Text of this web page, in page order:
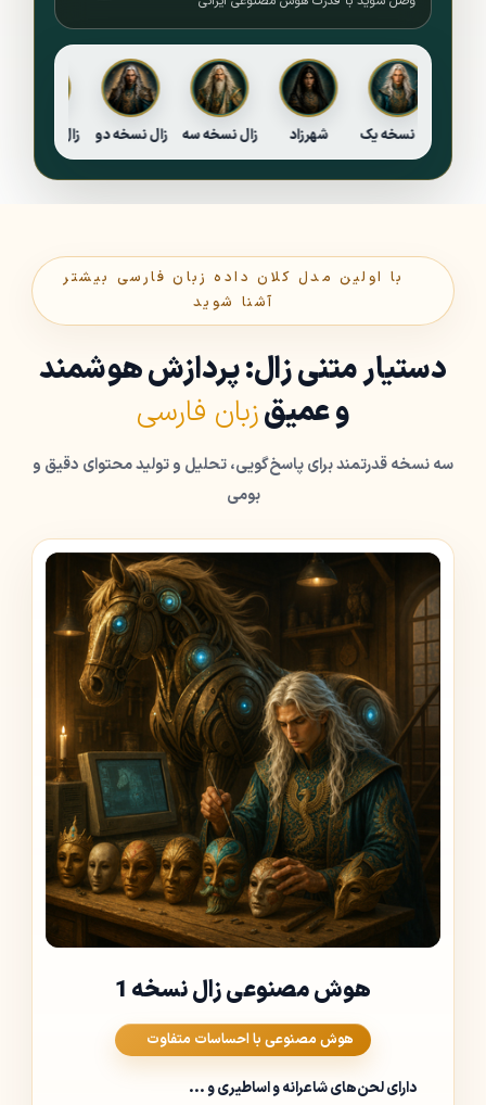
زال نسخه دو زال نسخه سه شهرزاد زال نسخه یک زال نسخه دو
با اولین مدل کلان داده زبان فارسی بیشتر
آشنا شوید
دستیار متنی زال: پردازش هوشمند
و عمیقزبان فارسی
سه نسخه قدرتمند برای پاسخ‌گویی، تحلیل و تولید محتوای دقیق و
بومی
هوش مصنوعی زال نسخه 1
هوش مصنوعی با احساسات متفاوت
دارای لحن‌های شاعرانه و اساطیری و ...